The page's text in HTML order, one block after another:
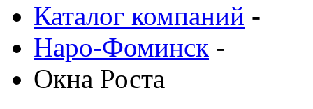
Каталог компаний -
Наро-Фоминск -
Окна Роста